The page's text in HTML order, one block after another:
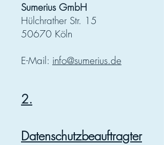
Sumerius GmbH
Hülchrather Str. 15
50670 Köln
E-Mail: info@sumerius.de
2.
Datenschutzbeauftragter